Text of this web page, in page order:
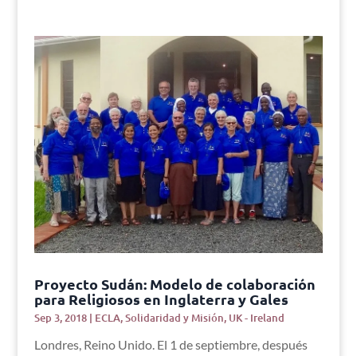
Proyecto Sudán: Modelo de colaboración
para Religiosos en Inglaterra y Gales
Sep 3, 2018| ECLA,Solidaridad y Misión, UK - Ireland
Londres, Reino Unido. El 1 de septiembre, después